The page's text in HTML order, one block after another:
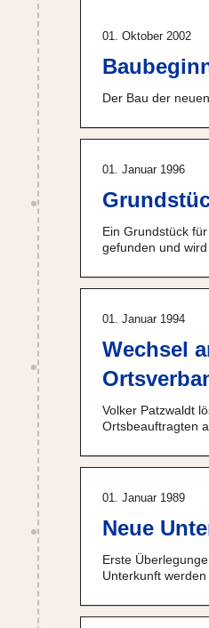
01. Oktober 2002
Der Bau der
01. Januar 1996
Ein Grundstück
gefunden und
01. Januar 1994
Wechsel
Volker Patzwaldt
Ortsbeauftragten
01. Januar 1989
Neue
Erste
Unterkunft werden